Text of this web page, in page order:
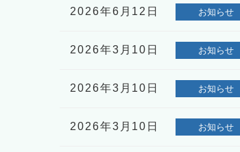
2026年6月12日 お知らせ
2026年3月10日 お知らせ
2026年3月10日 お知らせ
2026年3月10日 お知らせ